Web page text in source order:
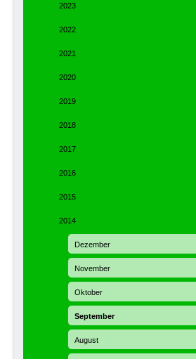
2023
2022
2021
2020
2019
2018
2017
2016
2015
2014
Dezember
November
Oktober
September
August